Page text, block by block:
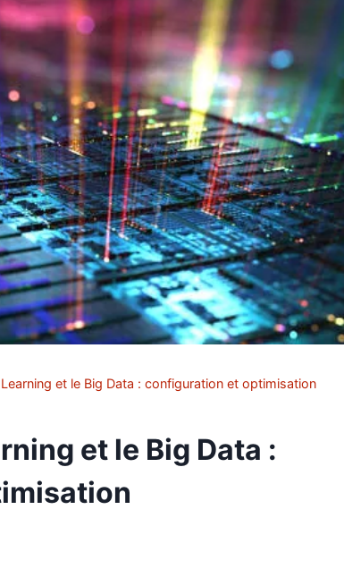
et le Big Data : configuration et optimisation
et le Big Data :